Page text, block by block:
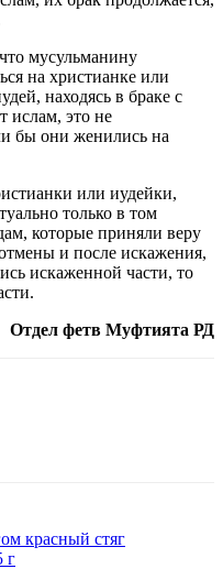
мусульманину
на христианке или
находясь в браке с
ислам, это не
бы они женились на
или иудейки,
только в том
которые приняли веру
и после искажения,
искаженной части, то
Отдел фетв Муфтията РД
красный стяг
г